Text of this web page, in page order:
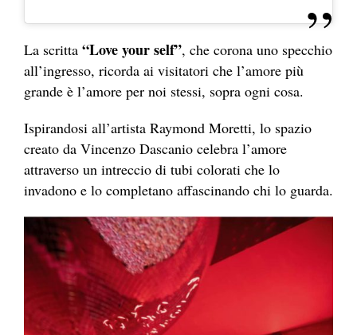
La scritta “Love your self”, che corona uno specchio
all’ingresso, ricorda ai visitatori che l’amore più
grande è l’amore per noi stessi, sopra ogni cosa.
Ispirandosi all’artista Raymond Moretti, lo spazio
creato da Vincenzo Dascanio celebra l’amore
attraverso un intreccio di tubi colorati che lo
invadono e lo completano affascinando chi lo guarda.